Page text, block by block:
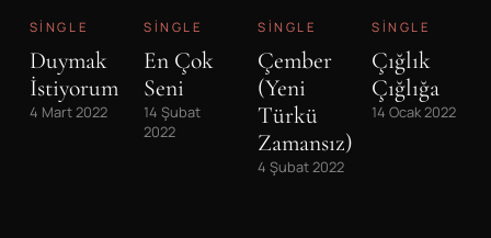
SINGLE
Duymak
İstiyorum
4 Mart 2022
SINGLE
En Çok
Seni
14 Şubat
2022
SINGLE
Çember
(Yeni
Türkü
Zamansız)
4 Şubat 2022
SINGLE
Çığlık
Çığlığa
14 Ocak 2022